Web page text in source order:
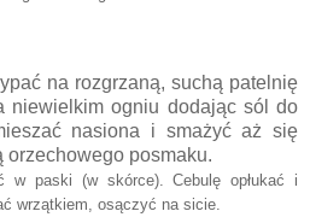
na rozgrzaną, suchą patelnię
niewielkim ogniu dodając sól do
nasiona i smażyć aż się
orzechowego posmaku.
w paski (w skórce). Cebulę opłukać i
wrzątkiem, osączyć na sicie.